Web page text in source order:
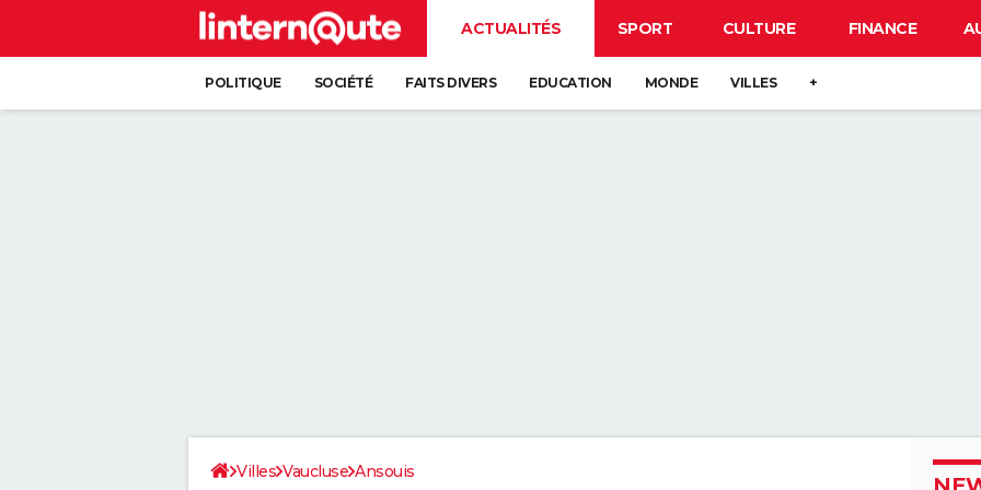
ACTUALITÉS SPORT CULTURE FINANCE
POLITIQUE SOCIÉTÉ FAITS DIVERS EDUCATION MONDE VILLES +
Villes Vaucluse Ansouis